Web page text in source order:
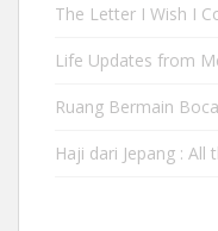
The Letter I Wish I
Life Updates from
Ruang Bermain
Haji dari Jepang :